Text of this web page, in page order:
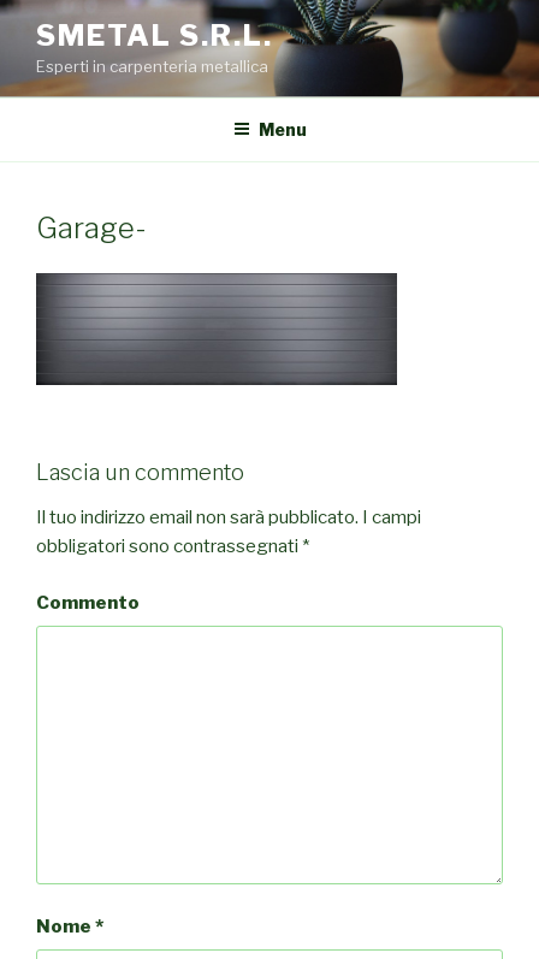
Salta
contenuto
SMETAL S.R.L.
Esperti in carpenteria metallica
Menu
Garage-
Lascia un commento
Il tuo indirizzo email non sarà pubblicato. I campi
obbligatori sono contrassegnati *
Commento
Nome *